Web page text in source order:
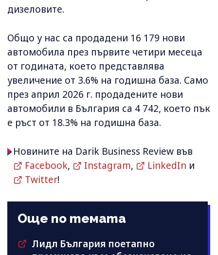
дизеловите.
Общо у нас са продадени 16 179 нови
автомобила през първите четири месеца
от годината, което представлява
увеличение от 3.6% на годишна база. Само
през април 2026 г. продадените нови
автомобили в България са 4 742, което пък
е ръст от 18.3% на годишна база.
Новините на Darik Business Review във
Facebook, Instagram, LinkedIn и
Twitter!
Още по темата
Лидл България поетапно